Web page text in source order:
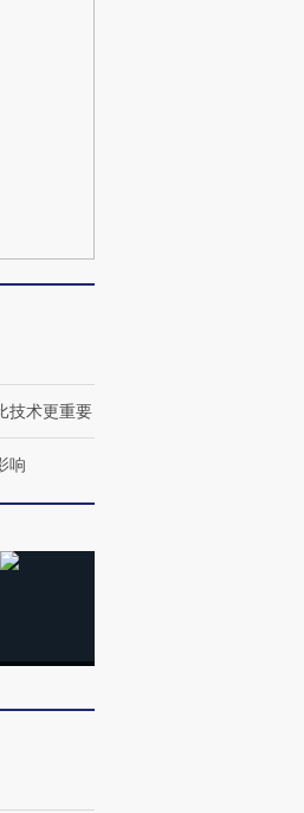
雨
哈尔滨遭遇短时极端强降
技术更重要
响